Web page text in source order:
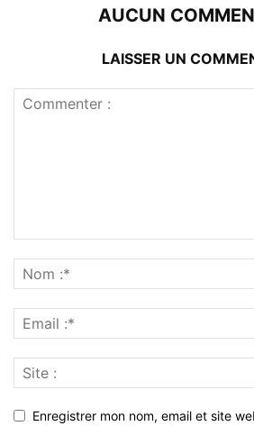
AUCUN
LAISSER UN
Enregistrer mon nom, email et site